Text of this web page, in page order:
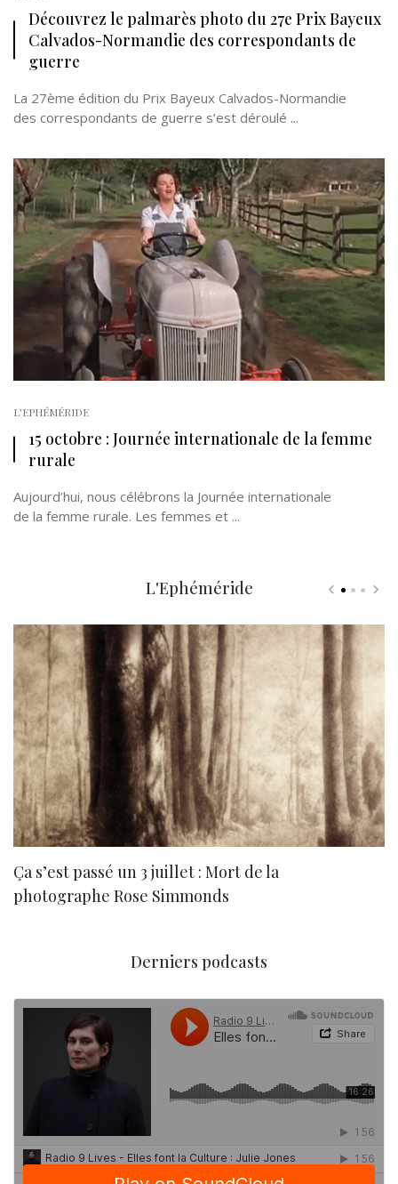
Découvrez le palmarès photo du 27e Prix Bayeux
Calvados-Normandie des correspondants de
guerre
La 27ème édition du Prix Bayeux Calvados-Normandie
des correspondants de guerre s’est déroulé ...
L'EPHÉMÉRIDE
15 octobre : Journée internationale de la femme
rurale
Aujourd’hui, nous célébrons la Journée internationale
de la femme rurale. Les femmes et ...
L'Ephéméride
Ça s’est passé un 3 juillet : Mort de la
photographe Rose Simmonds
Derniers podcasts